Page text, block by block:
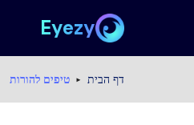
Eyezy
דף הבית טיפים להורות